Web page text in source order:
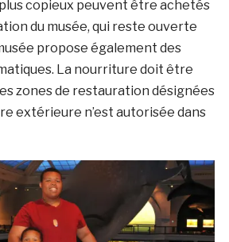
copieux peuvent être achetés
du musée, qui reste ouverte
propose également des
La nourriture doit être
zones de restauration désignées
extérieure n’est autorisée dans